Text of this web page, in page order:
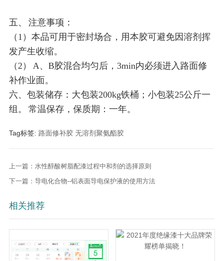
五、 注意事项：
（1）本品可用于密封场合，用本胶可避免因溶剂挥
发产生收缩。
（2） A、B胶混合均匀后，3min内必须进入路面修
补作业面。
六、包装储存：大包装200kg铁桶；小包装25公斤一
组。 常温保存，保质期：一年。
Tag标签: 路面修补胶 无溶剂聚氨酯胶
上一篇：水性醇酸树脂配漆过程中和剂的选择原则
下一篇：导电化合物--铝表面导电保护液的使用方法
相关推荐